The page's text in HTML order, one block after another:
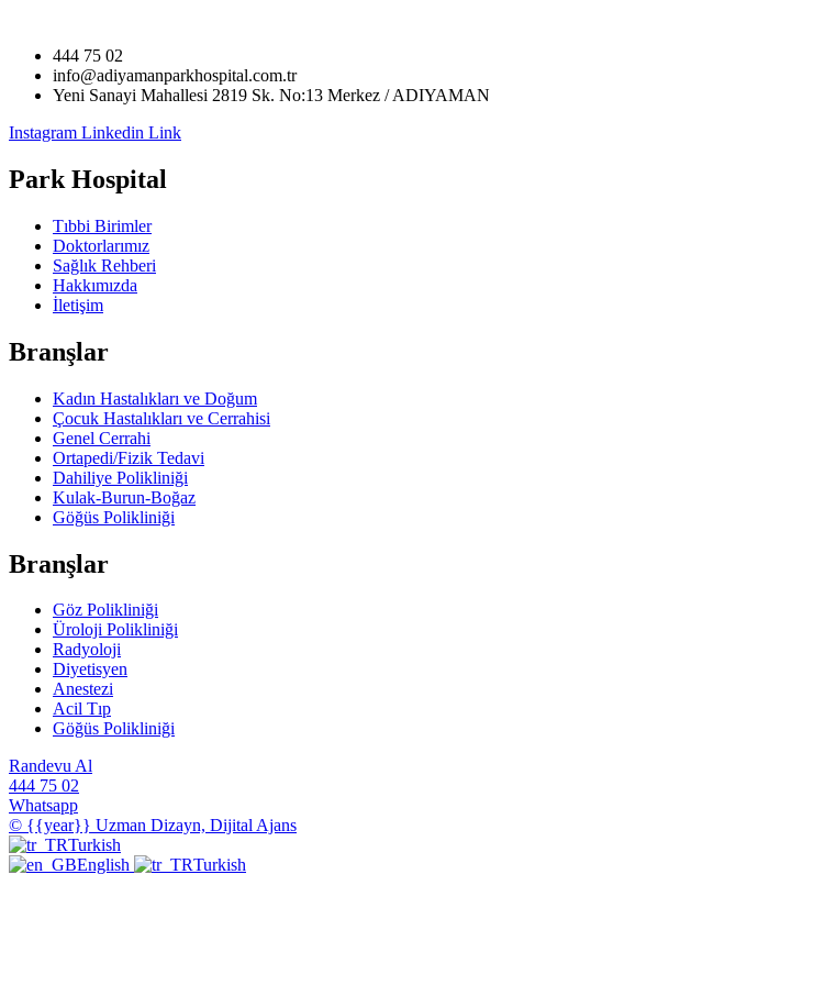
444 75 02
info@adiyamanparkhospital.com.tr
Yeni Sanayi Mahallesi 2819 Sk. No:13 Merkez / ADIYAMAN
Instagram Linkedin Link
Park Hospital
Tıbbi Birimler
Doktorlarımız
Sağlık Rehberi
Hakkımızda
İletişim
Branşlar
Kadın Hastalıkları ve Doğum
Çocuk Hastalıkları ve Cerrahisi
Genel Cerrahi
Ortapedi/Fizik Tedavi
Dahiliye Polikliniği
Kulak-Burun-Boğaz
Göğüs Polikliniği
Branşlar
Göz Polikliniği
Üroloji Polikliniği
Radyoloji
Diyetisyen
Anestezi
Acil Tıp
Göğüs Polikliniği
Randevu Al
444 75 02
Whatsapp
© {{year}} Uzman Dizayn, Dijital Ajans
Turkish
English
Turkish